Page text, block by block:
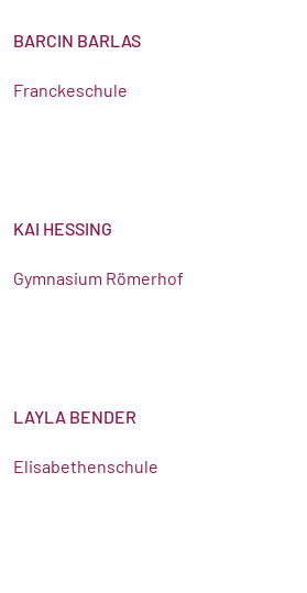
BARCIN BARLAS
Franckeschule
KAI HESSING
Gymnasium Römerhof
LAYLA BENDER
Elisabethenschule